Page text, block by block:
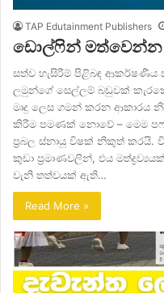
TAP Edutainment Publishers
ඩොල්ෆින් මත්වෙන්න
සත්ව හැසිරීම් පිළිබඳ ආකර්ෂණීය
ලමුන්ගේ සෙල්ලම් බඩුවක්
මෘදු ලෙස ගමන් කරන ආකාරය
කිරීම පමණක් නොවේ – මෙම
ප්‍රබල ස්නායු විෂක් නිකුත් කරයි.
කුඩා ප්‍රමාණවලින්, එය
වැනි තත්වයක් ඇති…
Read More »